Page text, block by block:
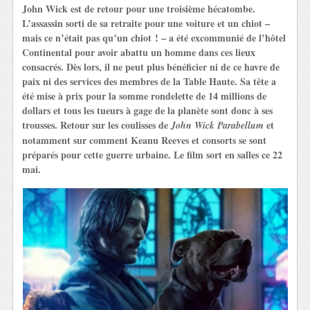
John Wick est de retour pour une troisième hécatombe.
L’assassin sorti de sa retraite pour une voiture et un chiot –
mais ce n’était pas qu’un chiot ! – a été excommunié de l’hôtel
Continental pour avoir abattu un homme dans ces lieux
consacrés. Dès lors, il ne peut plus bénéficier ni de ce havre de
paix ni des services des membres de la Table Haute. Sa tête a
été mise à prix pour la somme rondelette de 14 millions de
dollars et tous les tueurs à gage de la planète sont donc à ses
trousses. Retour sur les coulisses deJohn Wick Parabellum et
notamment sur comment Keanu Reeves et consorts se sont
préparés pour cette guerre urbaine. Le film sort en salles ce 22
mai.